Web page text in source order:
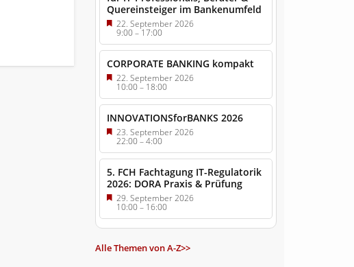
Quereinsteiger im Bankenumfeld
22. September 2026
9:00–17:00
CORPORATE BANKING kompakt
22. September 2026
10:00– 18:00
INNOVATIONSforBANKS 2026
23. September 2026
22:00–4:00
5. FCH Fachtagung IT-Regulatorik
2026: DORA Praxis & Prüfung
29. September 2026
10:00– 16:00
Alle Themen von A-Z>>